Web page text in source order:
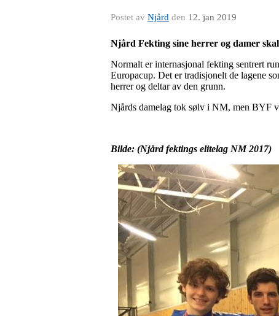
Postet av Njård den 12. jan 2019
Njård Fekting sine herrer og damer
Normalt er internasjonal fekting sentrert
Europacup. Det er tradisjonelt de lagene
herrer og deltar av den grunn.
Njårds damelag tok sølv i NM, men BYF
Bilde: (Njård fektings elitelag NM 2017)